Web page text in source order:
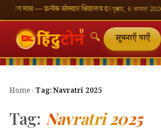
मास — प्रत्येक सोमवार शिवालय दर्शन का महत्व🌸 गणेश
गुरुवार, 6 अगस्त
🔍 सूचनाएँ पाएँ
Home › Tag:Navratri 2025
Tag: Navratri 2025